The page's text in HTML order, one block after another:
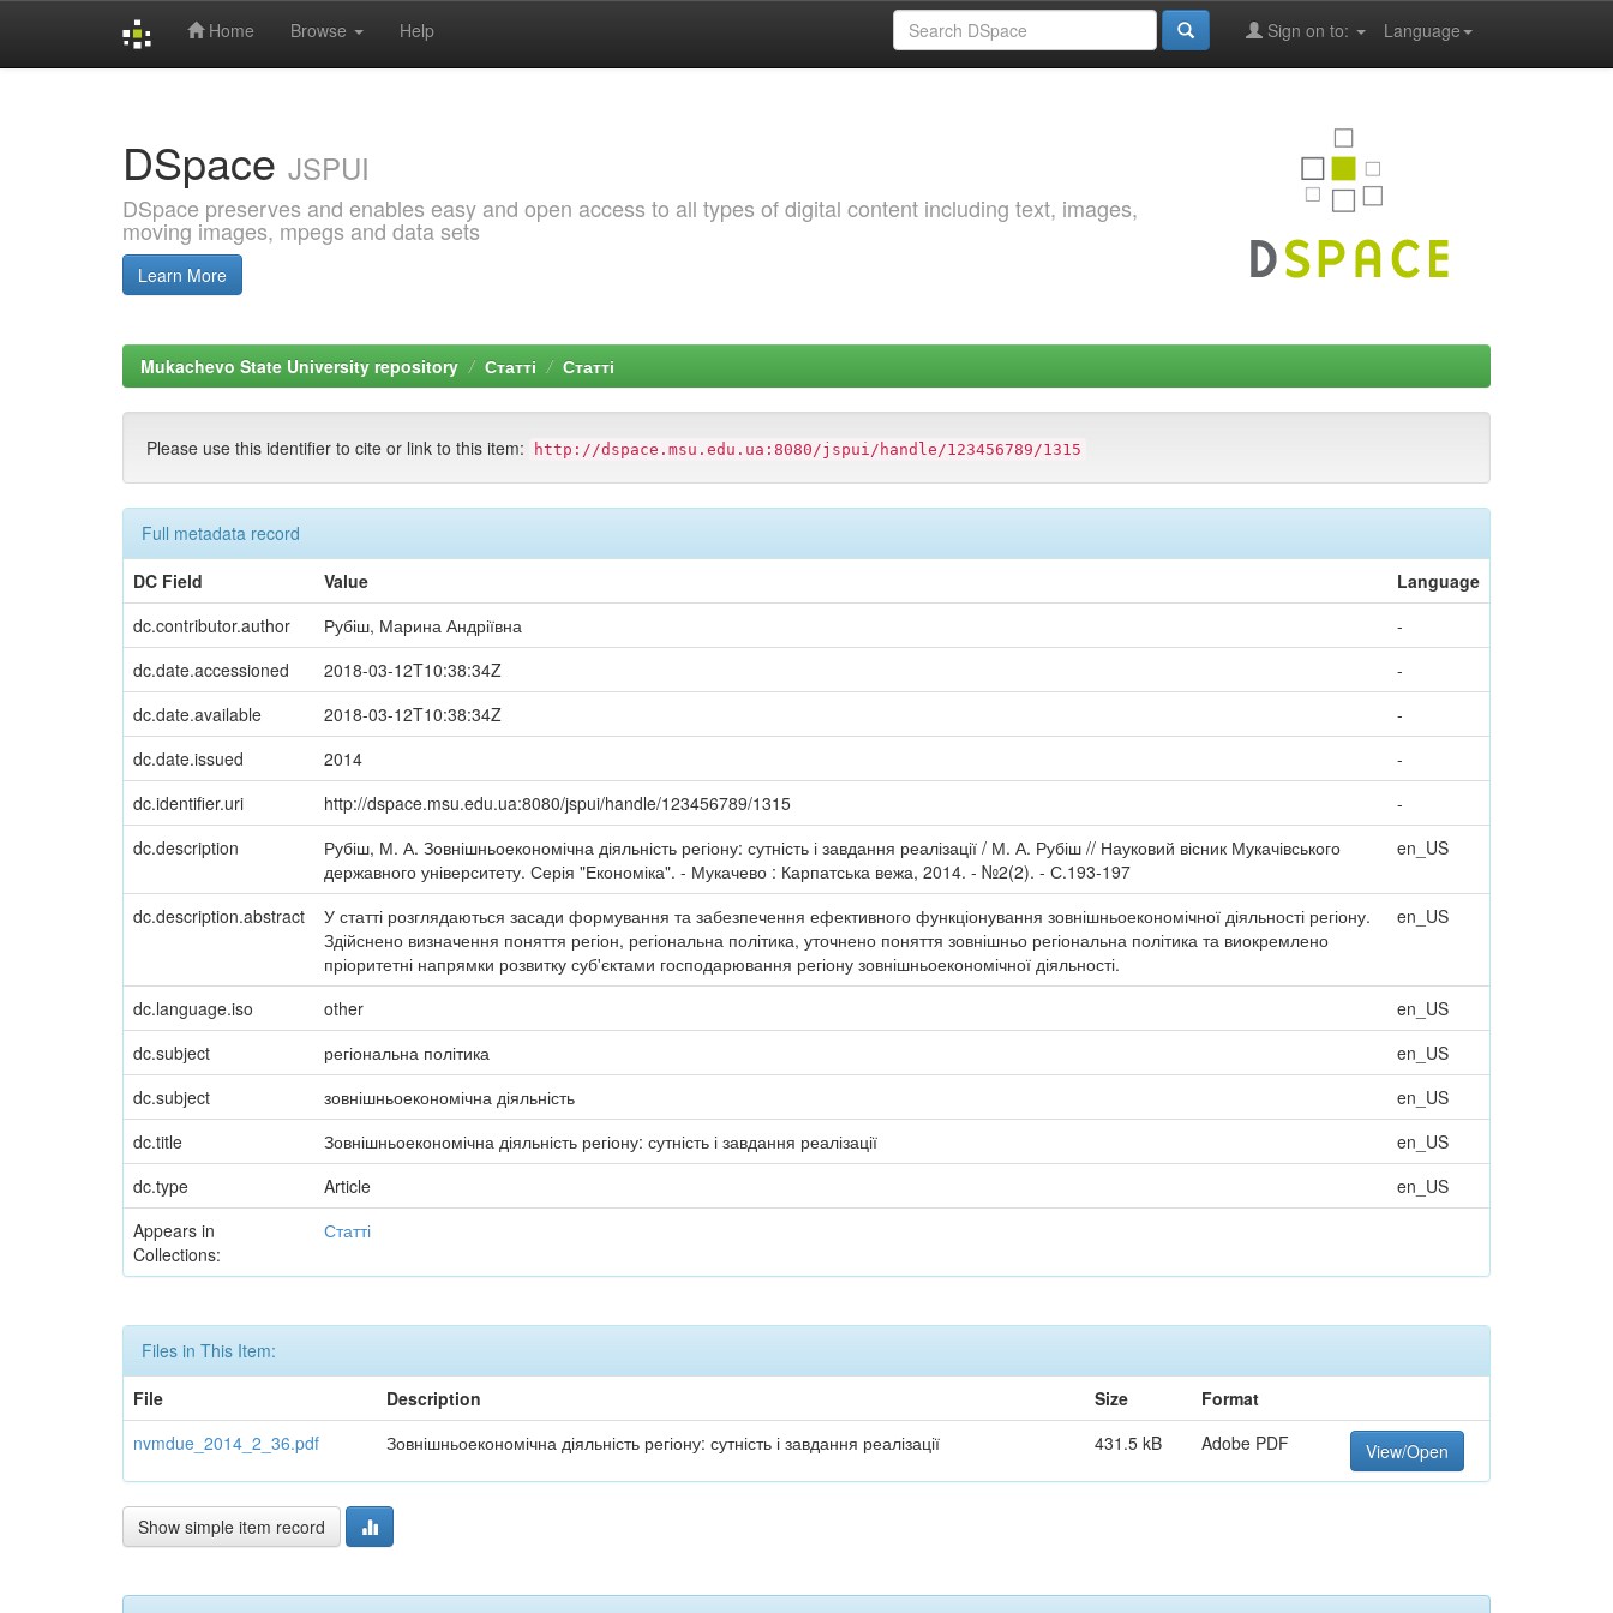
Home Browse Help Language
Sign on to:
DSpace JSPUI
DSpace preserves and enables easy and open access to all types of digital content including text, images,
moving images, mpegs and data sets
Learn More
Mukachevo State University repository Статті Статті
Please use this identifier to cite or link to this item: http://dspace.msu.edu.ua:8080/jspui/handle/123456789/1315
Full metadata record
DC Field
Value
Language
dc.contributor.author
Рубіш, Марина Андріївна
-
dc.date.accessioned
2018-03-12T10:38:34Z
-
dc.date.available
2018-03-12T10:38:34Z
-
dc.date.issued
2014
-
dc.identifier.uri
http://dspace.msu.edu.ua:8080/jspui/handle/123456789/1315
-
dc.description
Рубіш, М. А. Зовнішньоекономічна діяльність регіону: сутність і завдання реалізації / М. А. Рубіш // Науковий вісник Мукачівського
державного університету. Серія "Економіка". - Мукачево : Карпатська вежа, 2014. - №2(2). - С.193-197
en_US
dc.description.abstract
У статті розглядаються засади формування та забезпечення ефективного функціонування зовнішньоекономічної діяльності регіону.
Здійснено визначення поняття регіон, регіональна політика, уточнено поняття зовнішньо регіональна політика та виокремлено
пріоритетні напрямки розвитку суб'єктами господарювання регіону зовнішньоекономічної діяльності.
en_US
dc.language.iso other
en_US
dc.subject
регіональна політика
en_US
dc.subject
зовнішньоекономічна діяльність
en_US
dc.title
Зовнішньоекономічна діяльність регіону: сутність і завдання реалізації
en_US
dc.type
Article
en_US
Appears in
Collections:
Статті
Files in This Item:
File
Description Size
Format
nvmdue_2014_2_36.pdf
Зовнішньоекономічна діяльність регіону: сутність і завдання реалізації 431.5 kB Adobe PDF View/Open
Show simple item record